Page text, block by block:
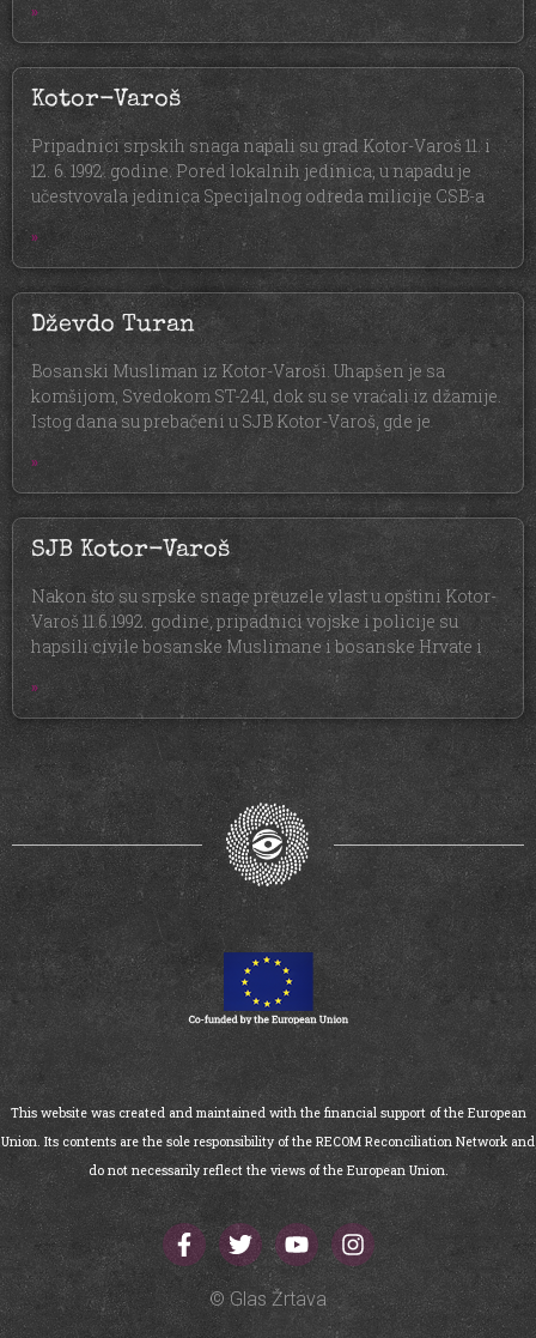
»
Kotor-Varoš
Pripadnici srpskih snaga napali su grad Kotor-Varoš 11. i
12. 6. 1992. godine. Pored lokalnih jedinica, u napadu je
učestvovala jedinica Specijalnog odreda milicije CSB-a
»
Dževdo Turan
Bosanski Musliman iz Kotor-Varoši. Uhapšen je sa
komšijom, Svedokom ST-241, dok su se vraćali iz džamije.
Istog dana su prebačeni u SJB Kotor-Varoš, gde je
»
SJB Kotor-Varoš
Nakon što su srpske snage preuzele vlast u opštini Kotor-
Varoš 11.6.1992. godine, pripadnici vojske i policije su
hapsili civile bosanske Muslimane i bosanske Hrvate i
»
This website was created and maintained with the financial support of the European
Union. Its contents are the sole responsibility of the RECOM Reconciliation Network and
do not necessarily reflect the views of the European Union.
© Glas Žrtava